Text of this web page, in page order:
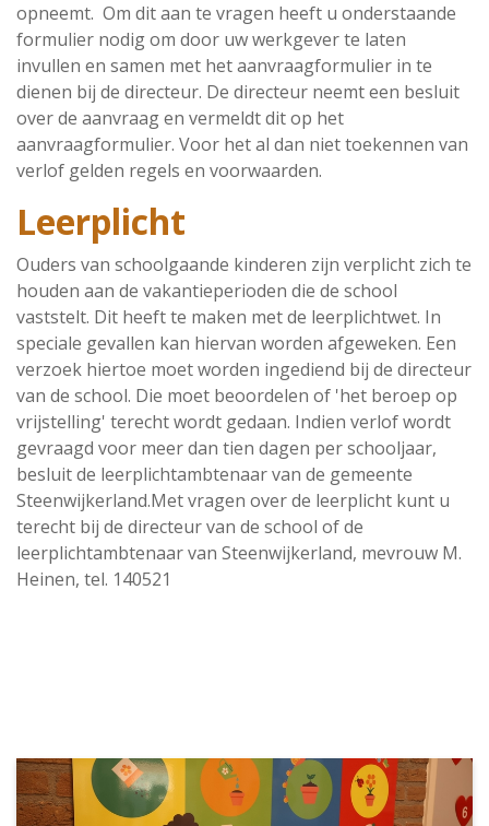
opneemt. Om dit aan te vragen heeft u onderstaande
formulier nodig om door uw werkgever te laten
invullen en samen met het aanvraagformulier in te
dienen bij de directeur. De directeur neemt een besluit
over de aanvraag en vermeldt dit op het
aanvraagformulier. Voor het al dan niet toekennen van
verlof gelden regels en voorwaarden.
Leerplicht
Ouders van schoolgaande kinderen zijn verplicht zich te
houden aan de vakantieperioden die de school
vaststelt. Dit heeft te maken met de leerplichtwet. In
speciale gevallen kan hiervan worden afgeweken. Een
verzoek hiertoe moet worden ingediend bij de directeur
van de school. Die moet beoordelen of 'het beroep op
vrijstelling' terecht wordt gedaan. Indien verlof wordt
gevraagd voor meer dan tien dagen per schooljaar,
besluit de leerplichtambtenaar van de gemeente
Steenwijkerland.Met vragen over de leerplicht kunt u
terecht bij de directeur van de school of de
leerplichtambtenaar van Steenwijkerland, mevrouw M.
Heinen, tel. 140521